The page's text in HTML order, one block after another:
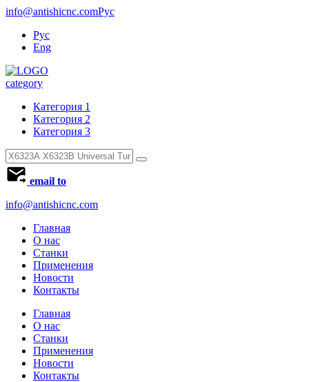
info@antishicnc.comРус
Рус
Eng
category
Категория 1
Категория 2
Категория 3
email to
info@antishicnc.com
Главная
О нас
Станки
Применения
Новости
Контакты
Главная
О нас
Станки
Применения
Новости
Контакты